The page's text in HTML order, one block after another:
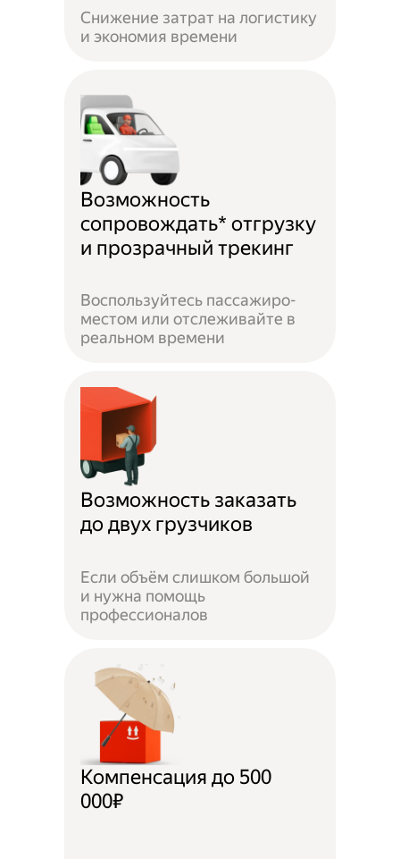
Снижение затрат на логистику
и экономия времени
Возможность
сопровождать* отгрузку
и прозрачный трекинг
Воспользуйтесь пассажиро-
местом или отслеживайте в
реальном времени
Возможность заказать
до двух грузчиков
Если объём слишком большой
и нужна помощь
профессионалов
Компенсация до 500
000₽